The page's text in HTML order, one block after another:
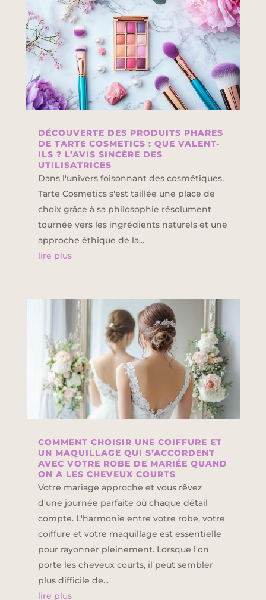
DÉCOUVERTE DES PRODUITS PHARES
DE TARTE COSMETICS : QUE VALENT-
ILS ? L’AVIS SINCÈRE DES
UTILISATRICES
Dans l'univers foisonnant des cosmétiques,
Tarte Cosmetics s'est taillée une place de
choix grâce à sa philosophie résolument
tournée vers les ingrédients naturels et une
approche éthique de la...
lire plus
COMMENT CHOISIR UNE COIFFURE ET
UN MAQUILLAGE QUI S’ACCORDENT
AVEC VOTRE ROBE DE MARIÉE QUAND
ON A LES CHEVEUX COURTS
Votre mariage approche et vous rêvez
d'une journée parfaite où chaque détail
compte. L'harmonie entre votre robe, votre
coiffure et votre maquillage est essentielle
pour rayonner pleinement. Lorsque l'on
porte les cheveux courts, il peut sembler
plus difficile de...
lire plus